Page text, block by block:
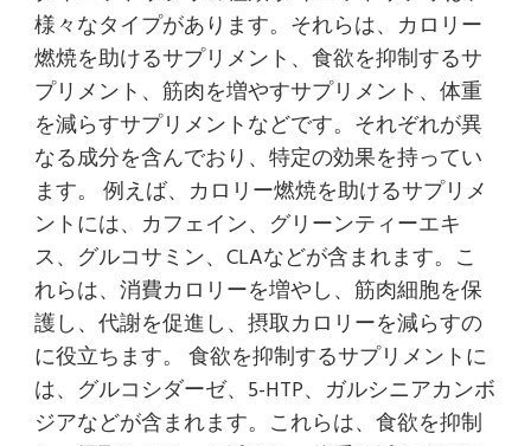
様々なタイプがあります。それらは、カロリー
燃焼を助けるサプリメント、食欲を抑制するサ
プリメント、筋肉を増やすサプリメント、体重
を減らすサプリメントなどです。それぞれが異
なる成分を含んでおり、特定の効果を持ってい
ます。 例えば、カロリー燃焼を助けるサプリメ
ントには、カフェイン、グリーンティーエキ
ス、グルコサミン、CLAなどが含まれます。こ
れらは、消費カロリーを増やし、筋肉細胞を保
護し、代謝を促進し、摂取カロリーを減らすの
に役立ちます。 食欲を抑制するサプリメントに
は、グルコシダーゼ、5-HTP、ガルシニアカンボ
ジアなどが含まれます。これらは、食欲を抑制